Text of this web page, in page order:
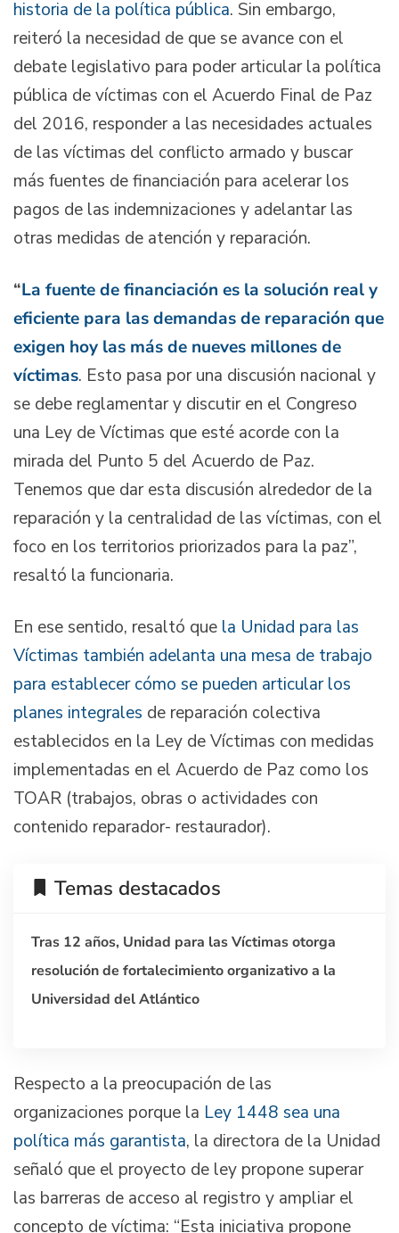
historia de la política pública. Sin embargo,
reiteró la necesidad de que se avance con el
debate legislativo para poder articular la política
pública de víctimas con el Acuerdo Final de Paz
del 2016, responder a las necesidades actuales
de las víctimas del conflicto armado y buscar
más fuentes de financiación para acelerar los
pagos de las indemnizaciones y adelantar las
otras medidas de atención y reparación.
“La fuente de financiación es la solución real y
eficiente para las demandas de reparación que
exigen hoy las más de nueves millones de
víctimas. Esto pasa por una discusión nacional y
se debe reglamentar y discutir en el Congreso
una Ley de Víctimas que esté acorde con la
mirada del Punto 5 del Acuerdo de Paz.
Tenemos que dar esta discusión alrededor de la
reparación y la centralidad de las víctimas, con el
foco en los territorios priorizados para la paz”,
resaltó la funcionaria.
En ese sentido, resaltó que la Unidad para las
Víctimas también adelanta una mesa de trabajo
para establecer cómo se pueden articular los
planes integrales de reparación colectiva
establecidos en la Ley de Víctimas con medidas
implementadas en el Acuerdo de Paz como los
TOAR (trabajos, obras o actividades con
contenido reparador- restaurador).
Temas destacados
Tras 12 años, Unidad para las Víctimas otorga
resolución de fortalecimiento organizativo a la
Universidad del Atlántico
Respecto a la preocupación de las
organizaciones porque la Ley 1448 sea una
política más garantista, la directora de la Unidad
señaló que el proyecto de ley propone superar
las barreras de acceso al registro y ampliar el
concepto de víctima: “Esta iniciativa propone